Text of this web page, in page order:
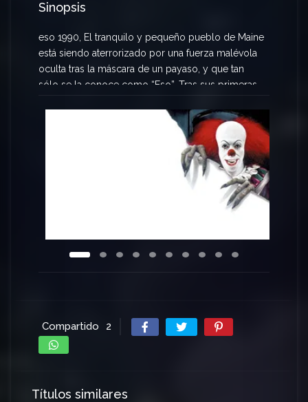
Sinopsis
eso 1990, El tranquilo y pequeño pueblo de Maine
está siendo aterrorizado por una fuerza malévola
oculta tras la máscara de un payaso, y que tan
sólo se la conoce como “Eso”. Tras sus primeras
de la infancia deciden volver a reunirse para atacar
el mal y destruirlo, intentando librar así del terror a
Compartido 2
Títulos similares